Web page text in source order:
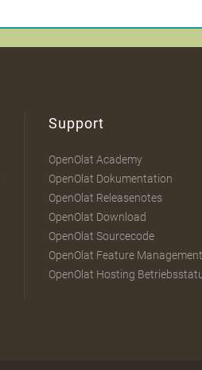
Support
OpenOlat Academy
OpenOlat Dokumentation
OpenOlat Releasenotes
OpenOlat Download
OpenOlat Sourcecode
OpenOlat Feature Management
OpenOlat Hosting